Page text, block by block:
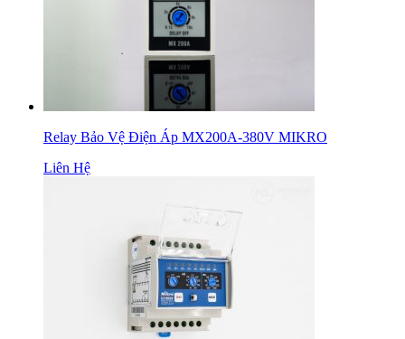
Relay Bảo Vệ Điện Áp MX200A-380V MIKRO
Liên Hệ